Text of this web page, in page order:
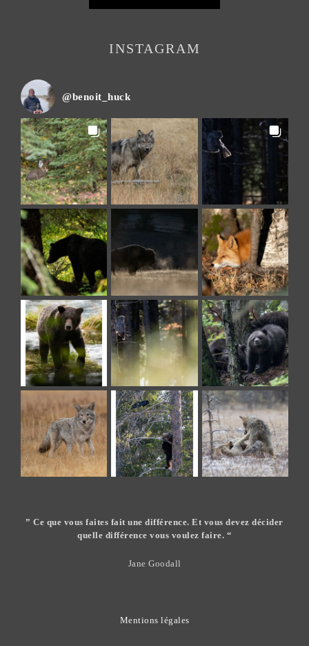
INSTAGRAM
@benoit_huck
” Ce que vous faites fait une différence. Et vous devez décider
quelle différence vous voulez faire. “
Jane Goodall
Mentions légales